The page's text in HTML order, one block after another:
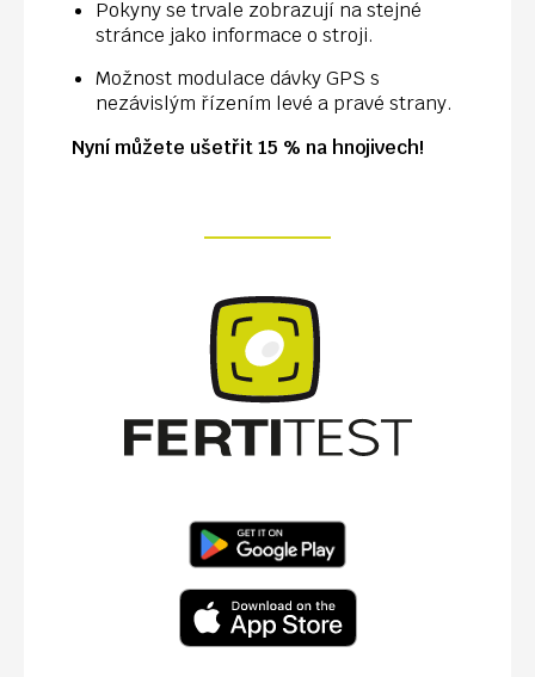
Pokyny se trvale zobrazují na stejné
stránce jako informace o stroji.
Možnost modulace dávky GPS s
nezávislým řízením levé a pravé strany.
Nyní můžete ušetřit 15 % na hnojivech!